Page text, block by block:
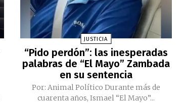
JUSTICIA
“Pido perdón”: las inesperadas
palabras de “El Mayo” Zambada
en su sentencia
Por: Animal Político Durante más de
cuarenta años, Ismael “El Mayo”...